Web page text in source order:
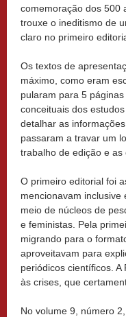
comemoração dos 500
trouxe o ineditismo de
claro no primeiro
Os textos de
máximo, como eram
pularam para 5
conceituais dos
detalhar as
passaram a travar um
trabalho de edição e as
O primeiro editorial foi
mencionavam
meio de núcleos de
e feministas. Pela
migrando para o
aproveitavam para
periódicos científicos.
às crises, que
No volume 9, número